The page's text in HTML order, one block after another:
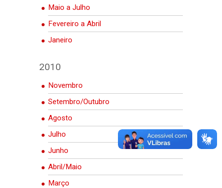
Maio a Julho
Fevereiro a Abril
Janeiro
2010
Novembro
Setembro/Outubro
Agosto
Julho
Junho
Abril/Maio
Março